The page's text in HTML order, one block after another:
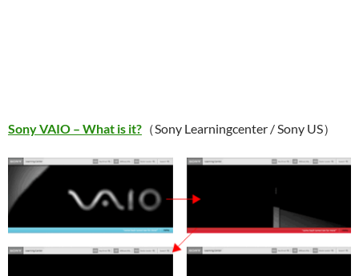
Sony VAIO – What is it? （Sony Learningcenter / Sony US）